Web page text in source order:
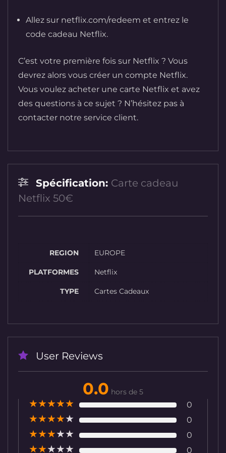
Allez sur netflix.com/redeem et entrez le
code cadeau Netflix.
C’est votre première fois sur Netflix ? Vous
devrez alors vous créer un compte Netflix.
Vous voulez acheter une carte Netflix et avez
des questions à ce sujet ? N’hésitez pas à
contacter notre service client.
Spécification: Carte cadeau
Netflix 50€
REGION EUROPE
PLATFORMES Netflix
TYPE Cartes Cadeaux
User Reviews
0.0 hors de 5
★★★★★ 0
★★★★★ 0
★★★★★ 0
★★★★★ 0